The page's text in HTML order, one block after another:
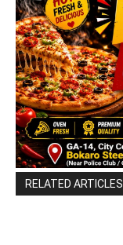
RELATED ARTICLES